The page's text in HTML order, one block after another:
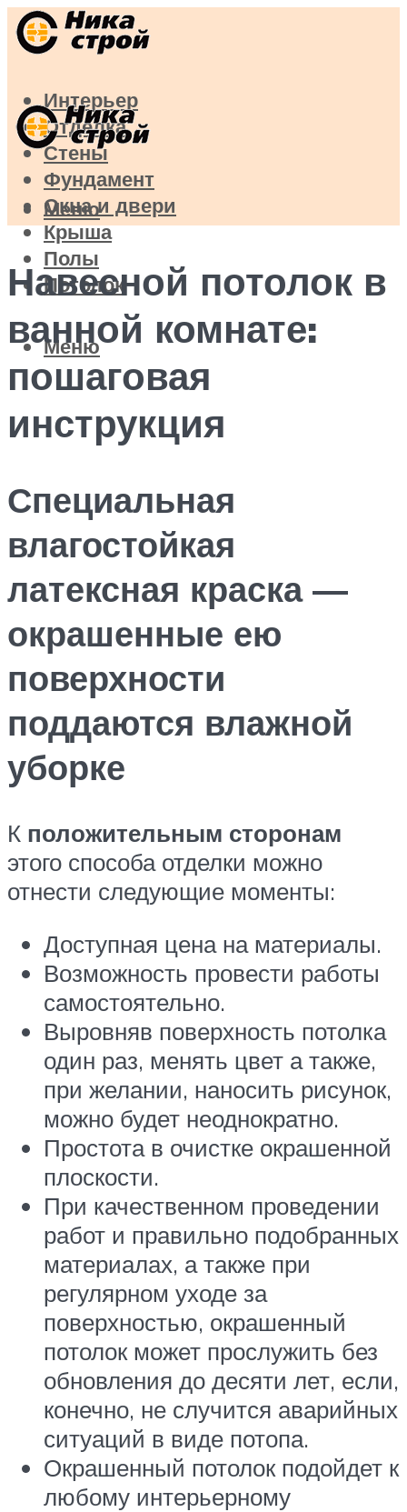
Интерьер
Отделка
Стены
Фундамент
Окна и двери
Крыша
Полы
Потолок
Меню
Меню
Навесной потолок в
ванной комнате:
пошаговая
инструкция
Специальная
влагостойкая
латексная краска —
окрашенные ею
поверхности
поддаются влажной
уборке
К положительным сторонам
этого способа отделки можно
отнести следующие моменты:
Доступная цена на материалы.
Возможность провести работы
самостоятельно.
Выровняв поверхность потолка
один раз, менять цвет а также,
при желании, наносить рисунок,
можно будет неоднократно.
Простота в очистке окрашенной
плоскости.
При качественном проведении
работ и правильно подобранных
материалах, а также при
регулярном уходе за
поверхностью, окрашенный
потолок может прослужить без
обновления до десяти лет, если,
конечно, не случится аварийных
ситуаций в виде потопа.
Окрашенный потолок подойдет к
любому интерьерному